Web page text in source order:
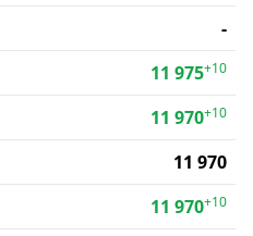
-
11 975+10
11 970+10
11 970
11 970+10